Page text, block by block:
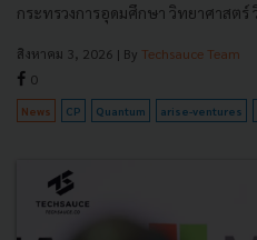
กระทรวงการอุดมศึกษา วิทยาศาสตร์
สิงหาคม 3, 2026 | By Techsauce Team
0
News CP Quantum arise-ventures